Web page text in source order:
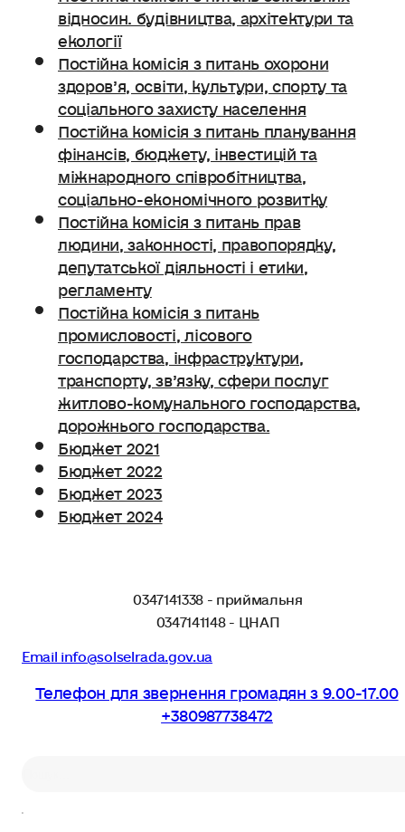
відносин. будівництва, архітектури та
екології
Постійна комісія з питань охорони
здоров’я, освіти, культури, спорту та
соціального захисту населення
Постійна комісія з питань планування
фінансів, бюджету, інвестицій та
міжнародного співробітництва,
соціально-економічного розвитку
Постійна комісія з питань прав
людини, законності, правопорядку,
депутатської діяльності і етики,
регламенту
Постійна комісія з питань
промисловості, лісового
господарства, інфраструктури,
транспорту, зв’язку, сфери послуг
житлово-комунального господарства,
дорожнього господарства.
Бюджет 2021
Бюджет 2022
Бюджет 2023
Бюджет 2024
0347141338 - приймальня
0347141148 - ЦНАП
Email info@solselrada.gov.ua
Телефон для звернення громадян з 9.00-17.00
+380987738472